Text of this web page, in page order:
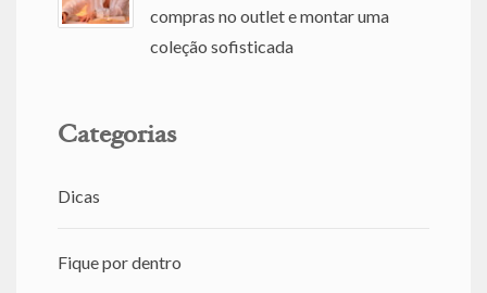
compras no outlet e montar uma
coleção sofisticada
Categorias
Dicas
Fique por dentro